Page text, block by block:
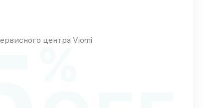
заказа
центра Viomi